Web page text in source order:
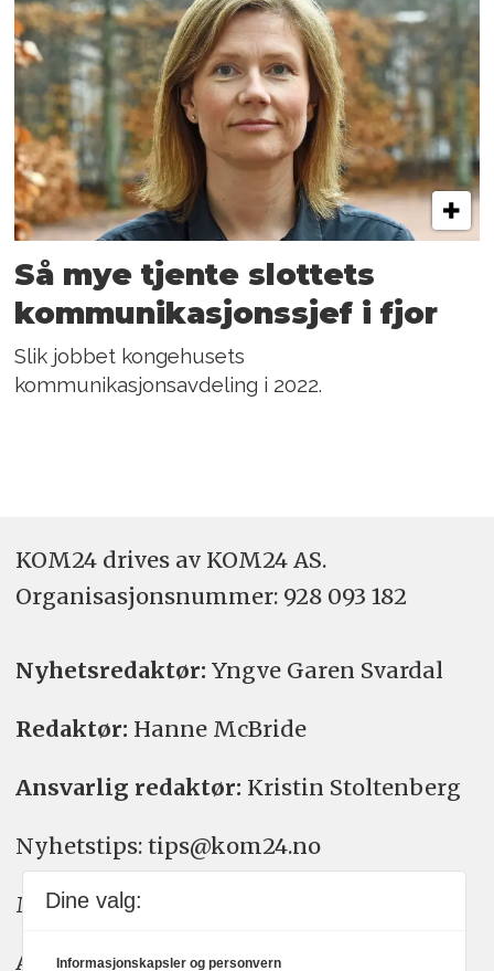
Så mye tjente slottets
kommunikasjonssjef i fjor
Slik jobbet kongehusets
kommunikasjonsavdeling i 2022.
KOM24 drives av KOM24 AS.
Organisasjons­nummer: 928 093 182
Nyhetsredaktør: Yngve Garen Svardal
Redaktør: Hanne McBride
Ansvarlig redaktør: Kristin Stoltenberg
Nyhetstips: tips@kom24.no
Meninger: meninger@kom24.no
Annonse: annonse@watchmedia.no
Dine valg:
Informasjonskapsler og personvern